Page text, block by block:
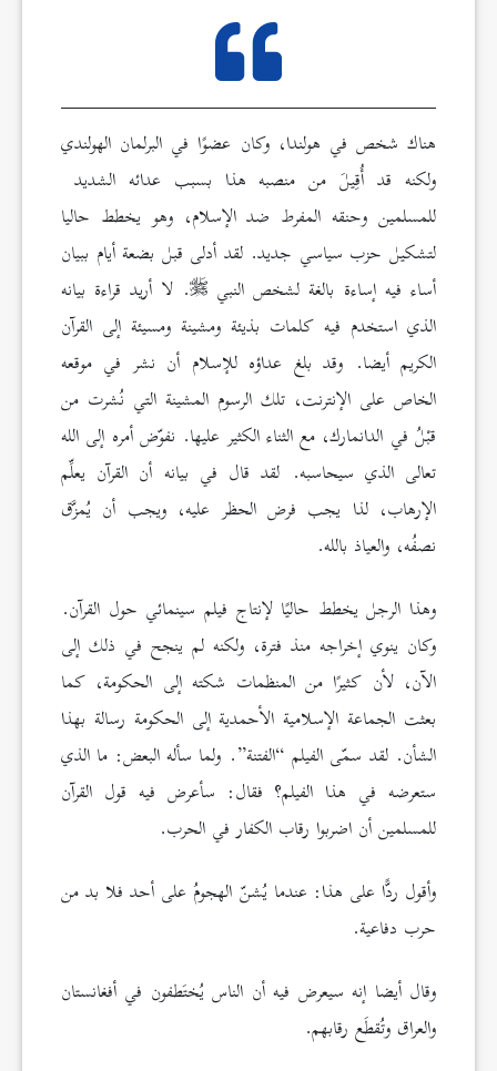
هناك شخص في هولندا، وكان عضوًا في البرلمان الهولندي
ولكنه قد أُقِيلَ من منصبه هذا بسبب عدائه الشديد
للمسلمين وحنقه المفرط ضد الإسلام، وهو يخطط حاليا
لتشكيل حزب سياسي جديد. لقد أدلى قبل بضعة أيام ببيان
أساء فيه إساءة بالغة لشخص النبي . لا أريد قراءة بيانه
الذي استخدم فيه كلمات بذيئة ومشينة ومسيئة إلى القرآن
الكريم أيضا. وقد بلغ عداؤه للإسلام أن نشر في موقعه
الخاص على الإنترنت، تلك الرسوم المشينة التي نُشرت من
قبْلُ في الدانمارك، مع الثناء الكثير عليها. نفوّض أمره إلى الله
تعالى الذي سيحاسبه. لقد قال في بيانه أن القرآن يعلِّم
الإرهاب، لذا يجب فرض الحظر عليه، ويجب أن يُمزَّق
نصفُه، والعياذ بالله.
وهذا الرجل يخطط حاليًا لإنتاج فيلم سينمائي حول القرآن.
وكان ينوي إخراجه منذ فترة، ولكنه لم ينجح في ذلك إلى
الآن، لأن كثيرًا من المنظمات شكته إلى الحكومة، كما
بعثت الجماعة الإسلامية الأحمدية إلى الحكومة رسالة بهذا
الشأن. لقد سمّى الفيلم “الفتنة”. ولما سأله البعض: ما الذي
ستعرضه في هذا الفيلم؟ فقال: سأعرض فيه قول القرآن
للمسلمين أن اضربوا رقاب الكفار في الحرب.
وأقول ردًّا على هذا: عندما يُشنّ الهجومُ على أحد فلا بد من
حرب دفاعية.
وقال أيضا إنه سيعرض فيه أن الناس يُختَطفون في أفغانستان
والعراق وتُقطَع رقابهم.